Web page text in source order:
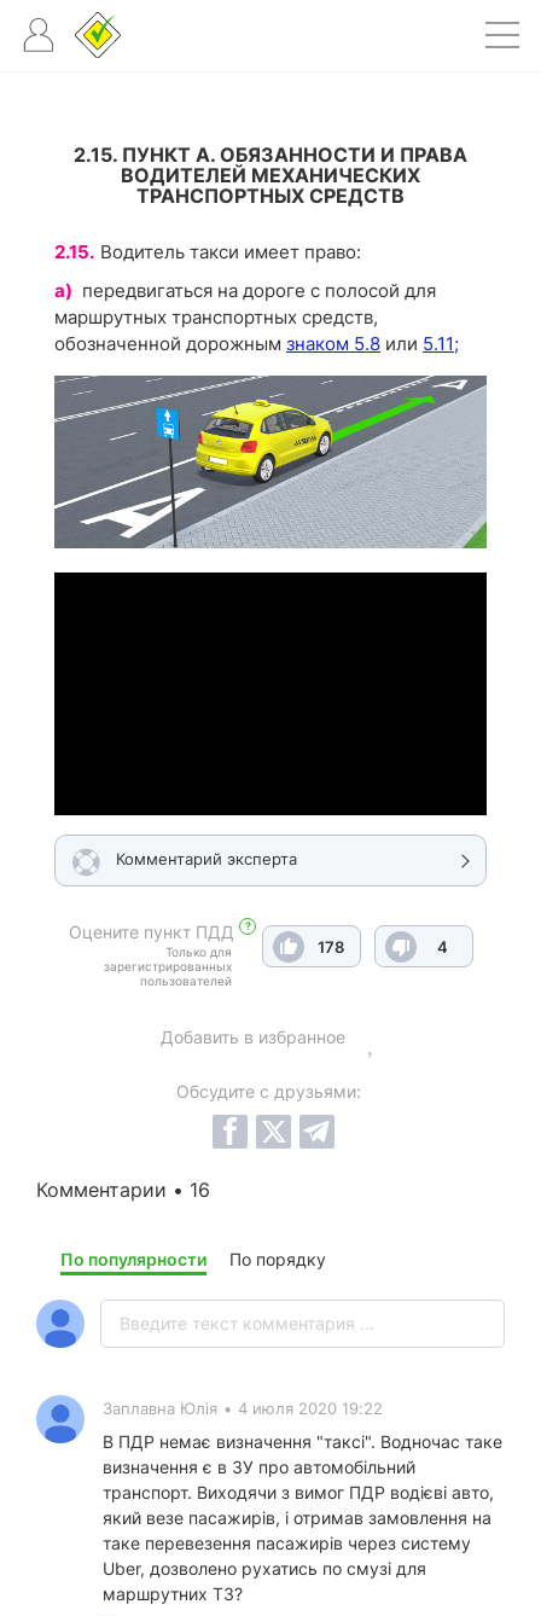
2.15. ПУНКТ А. ОБЯЗАННОСТИ И ПРАВА
ВОДИТЕЛЕЙ МЕХАНИЧЕСКИХ
ТРАНСПОРТНЫХ СРЕДСТВ
2.15. Водитель такси имеет право:
а) передвигаться на дороге с полосой для
маршрутных транспортных средств,
обозначенной дорожным знаком 5.8 или 5.11;
Комментарий эксперта
Оцените пункт ПДД ?
Только для
зарегистрированных
пользователей
178 4
Добавить в избранное
Обсудите с друзьями:
Комментарии • 16
По популярности По порядку
Заплавна Юлія • 4 июля 2020 19:22
В ПДР немає визначення "таксі". Водночас таке
визначення є в ЗУ про автомобільний
транспорт. Виходячи з вимог ПДР водієві авто,
який везе пасажирів, і отримав замовлення на
таке перевезення пасажирів через систему
Uber, дозволено рухатись по смузі для
маршрутних ТЗ?